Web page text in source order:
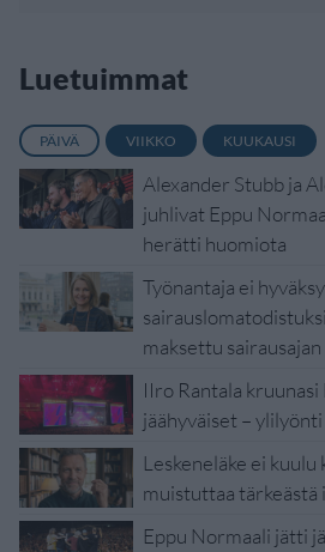
Luetuimmat
PÄIVÄ VIIKKO KUUKAUSI
Alexander Stubb ja
juhlivat Eppu
herätti huomiota
Työnantaja ei
maksettu sairausajan
IIro Rantala
jäähyväiset –
Leskeneläke ei kuulu
muistuttaa tärkeästä
Eppu Normaali jätti